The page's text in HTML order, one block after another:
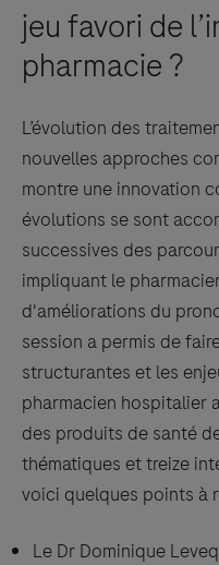
jeu favori de
pharmacie ?
L’évolution des
nouvelles approches
montre une innovation
évolutions se sont
successives des
impliquant le
d'améliorations du
session a permis de
structurantes et les
pharmacien hospitalier
des produits de santé
thématiques et treize
voici quelques points à
Le Dr Dominique